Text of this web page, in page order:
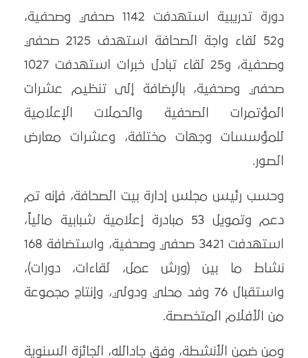
دورة تدريبية استهدفت 1142 صحفي وصحفية،
و52 لقاء واجة الصحافة استهدف 2125 صحفي
وصحفية، و25 لقاء تبادل خبرات استهدفت 1027
صحفي وصحفية، بالإضافة إلى تنظيم عشرات
المؤتمرات الصحفية والحملات الإعلامية
للمؤسسات وجهات مختلفة، وعشرات معارض
الصور.
وحسب رئيس مجلس إدارة بيت الصحافة، فإنه تم
دعم وتمويل 53 مبادرة إعلامية شبابية مالياً،
استهدفت 3421 صحفي وصحفية، واستضافة 168
نشاط ما بين (ورش عمل، لقاءات، دورات)،
واستقبال 76 وفد محلي ودولي، وإنتاج مجموعة
من الأفلام المتخصصة.
ومن ضمن الأنشطة، وفق جادالله، الجائزة السنوية